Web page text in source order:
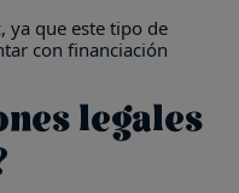
ya que este tipo de
con financiación
legales